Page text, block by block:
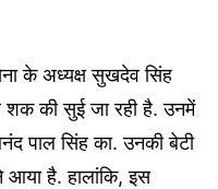
के अध्यक्ष सुखदेव सिंह
शक की सुई जा रही है. उनमें
पाल सिंह का. उनकी बेटी
आया है. हालांकि, इस